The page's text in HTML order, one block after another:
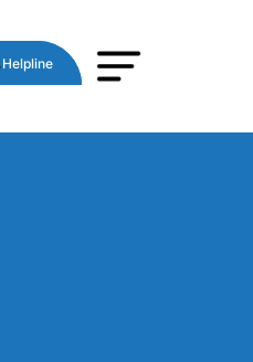
Helpline